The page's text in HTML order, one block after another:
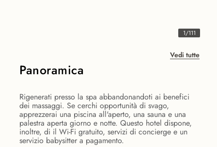
1/111
Vedi tutte
Panoramica
Rigenerati presso la spa abbandonandoti ai benefici
dei massaggi. Se cerchi opportunità di svago,
apprezzerai una piscina all'aperto, una sauna e una
palestra aperta giorno e notte. Questo hotel dispone,
inoltre, di il Wi-Fi gratuito, servizi di concierge e un
servizio babysitter a pagamento.